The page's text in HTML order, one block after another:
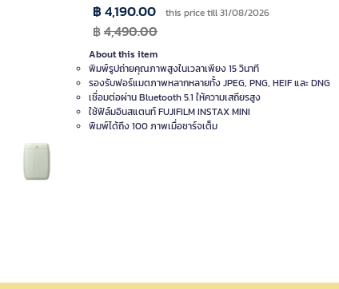
฿ 4,190.00 this price till 31/08/2026
฿4,490.00
About this item
พิมพ์รูปถ่ายคุณภาพสูงในเวลาเพียง 15 วินาที
รองรับฟอร์แมตภาพหลากหลายทั้ง JPEG, PNG, HEIF และ DNG
เชื่อมต่อผ่าน Bluetooth 5.1 ให้ความเสถียรสูง
ใช้ฟิล์มอินสแตนท์ FUJIFILM INSTAX MINI
พิมพ์ได้ถึง 100 ภาพเมื่อชาร์จเต็ม